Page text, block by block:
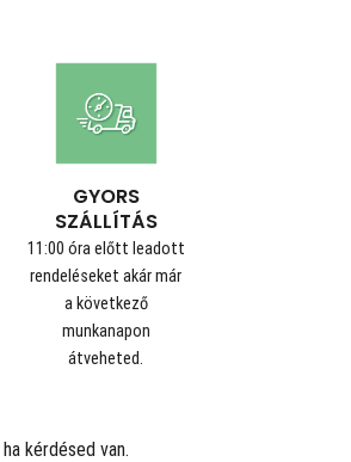
GYORS
SZÁLLÍTÁS
11:00 óra előtt leadott
rendeléseket akár már
a következő
munkanapon
átveheted.
kérdésed van.